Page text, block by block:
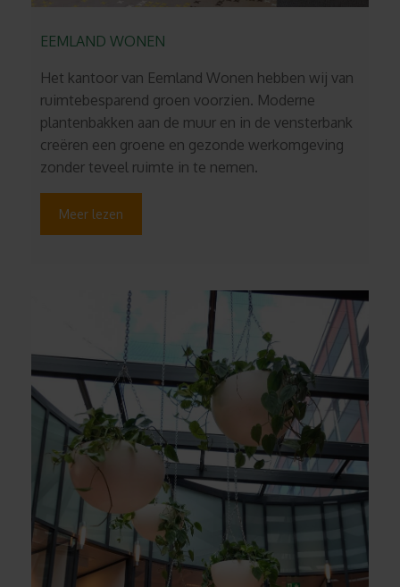
EEMLAND WONEN
Het kantoor van Eemland Wonen hebben wij van
ruimtebesparend groen voorzien. Moderne
plantenbakken aan de muur en in de vensterbank
creëren een groene en gezonde werkomgeving
zonder teveel ruimte in te nemen.
Meer lezen